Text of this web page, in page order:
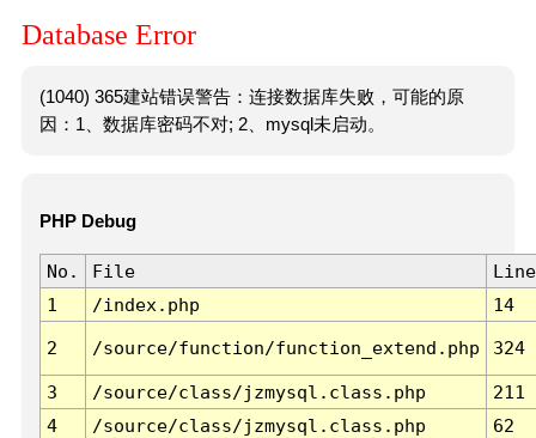
Database Error
(1040) 365建站错误警告：连接数据库失败，可能的原
因：1、数据库密码不对; 2、mysql未启动。
PHP Debug
No. File
Line
1
/index.php 14
2 /source/function/function_extend.php 324
3 /source/class/jzmysql.class.php
211
4
/source/class/jzmysql.class.php
62